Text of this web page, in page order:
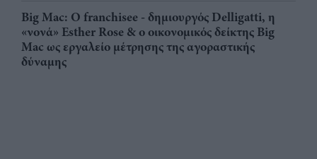
Big Mac: Ο franchisee - δημιουργός Delligatti, η
«νονά» Esther Rose & ο οικονομικός δείκτης Big
Mac ως εργαλείο μέτρησης της αγοραστικής
δύναμης